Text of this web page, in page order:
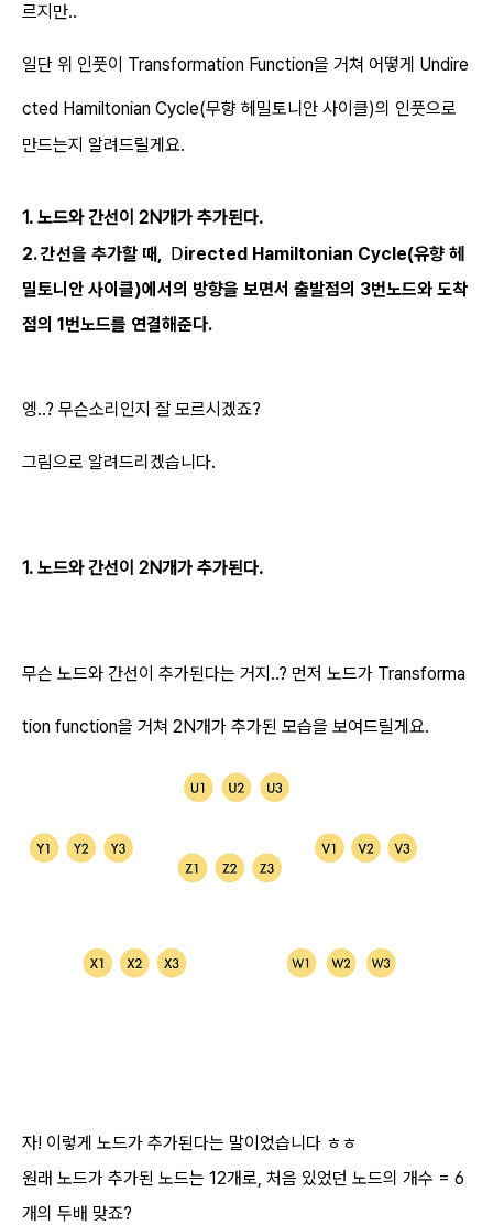
르지만..
일단 위 인풋이 Transformation Function을 거쳐 어떻게 Undire
cted Hamiltonian Cycle(무향 헤밀토니안 사이클)의 인풋으로
만드는지 알려드릴게요.
1. 노드와 간선이 2N개가 추가된다.
2. 간선을 추가할 때, Directed Hamiltonian Cycle(유향 헤
밀토니안 사이클)에서의 방향을 보면서 출발점의 3번노드와 도착
점의 1번노드를 연결해준다.
엥..? 무슨소리인지 잘 모르시겠죠?
그림으로 알려드리겠습니다.
1. 노드와 간선이 2N개가 추가된다.
무슨 노드와 간선이 추가된다는 거지..? 먼저 노드가 Transforma
tion function을 거쳐 2N개가 추가된 모습을 보여드릴게요.
자! 이렇게 노드가 추가된다는 말이었습니다 ㅎㅎ
원래 노드가 추가된 노드는 12개로, 처음 있었던 노드의 개수 = 6
개의 두배 맞죠?